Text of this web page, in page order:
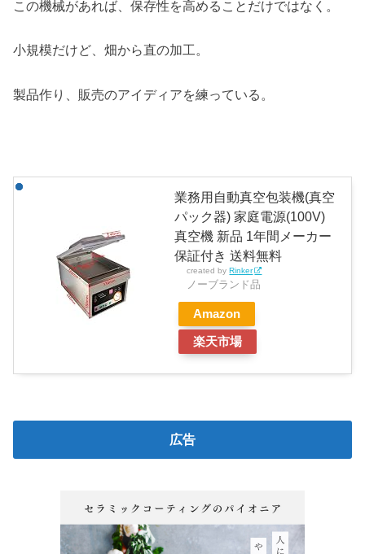
この機械があれば、保存性を高めることだけではなく。
小規模だけど、畑から直の加工。
製品作り、販売のアイディアを練っている。
業務用自動真空包装機(真空
パック器) 家庭電源(100V)
真空機 新品 1年間メーカー
保証付き 送料無料
created byRinker
ノーブランド品
Amazon
楽天市場
広告